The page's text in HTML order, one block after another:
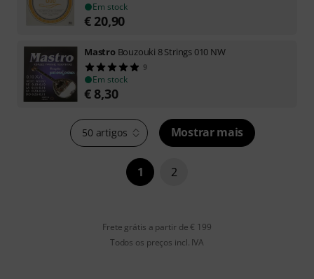
Em stock
€ 20,90
Mastro Bouzouki 8 Strings 010 NW
9
Em stock
€ 8,30
50 artigos Mostrar mais
1 2
Frete grátis a partir de € 199
Todos os preços incl. IVA